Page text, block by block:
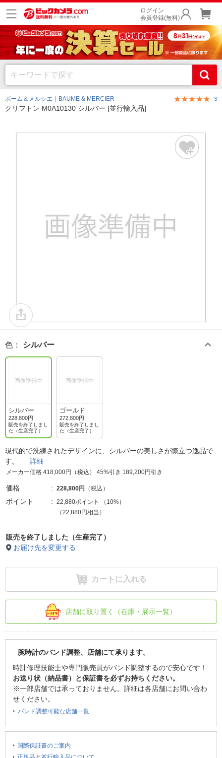
ログイン
会員登録(無料)
ボーム＆メルシエ｜BAUME & MERCIER 3
クリフトン M0A10130 シルバー [並行輸入品]
色 ： シルバー
シルバー
228,800円
販売を終了しまし
た（生産完了）
ゴールド
272,800円
販売を終了しまし
た（生産完了）
現代的で洗練されたデザインに、シルバーの美しさが際立つ逸品で
す。 詳細
メーカー価格 418,000円（税込） 45%引き 189,200円引き
価格 228,800円 （税込）
ポイント 22,880ポイント （ 10%）
（22,880円相当）
販売を終了しました（生産完了）
お届け先を変更する
カートに入れる
店舗に取り置く（在庫・展示一覧）
腕時計のバンド調整、店舗にて承ります。
時計修理技能士や専門販売員がバンド調整するので安心です！
お送り状（納品書）と保証書を必ずお持ちください。
※一部店舗では承っておりません。詳細は各店舗にお問い合わ
せください。
バンド調整可能な店舗一覧
国際保証書のご案内